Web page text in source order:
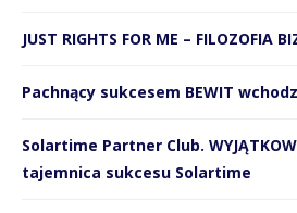
JUST RIGHTS FOR ME – FILOZOFIA
Pachnący sukcesem BEWIT
Solartime Partner Club.
tajemnica sukcesu Solartime